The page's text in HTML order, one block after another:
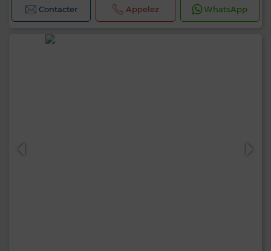
Contacter Appelez WhatsApp